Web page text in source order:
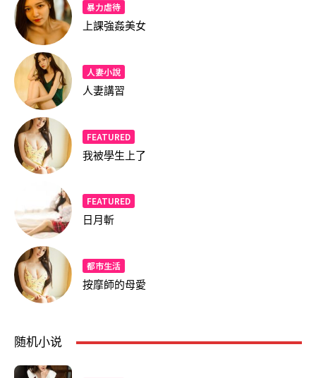
暴力虐待
上課強姦美女
人妻小說
人妻講習
FEATURED
我被學生上了
FEATURED
日月斬
都市生活
按摩師的母愛
随机小说